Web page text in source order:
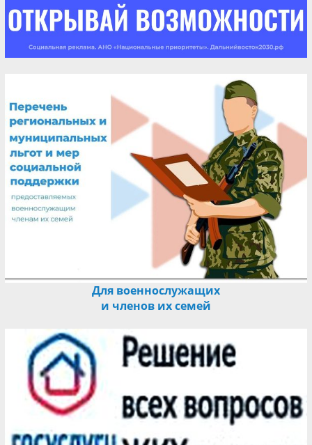
Для военнослужащих
и членов их семей